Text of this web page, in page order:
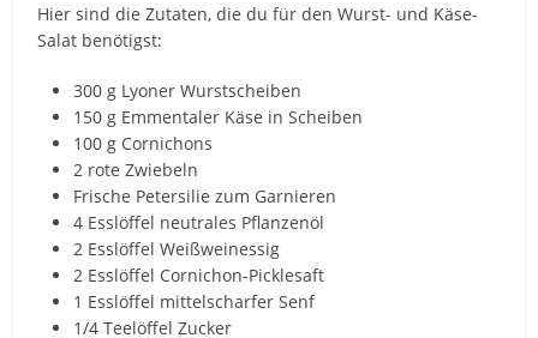
Hier sind die Zutaten, die du für den Wurst- und Käse-
Salat benötigst:
300 g Lyoner Wurstscheiben
150 g Emmentaler Käse in Scheiben
100 g Cornichons
2 rote Zwiebeln
Frische Petersilie zum Garnieren
4 Esslöffel neutrales Pflanzenöl
2 Esslöffel Weißweinessig
2 Esslöffel Cornichon-Picklesaft
1 Esslöffel mittelscharfer Senf
1/4 Teelöffel Zucker